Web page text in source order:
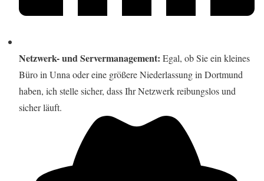
Netzwerk- und Servermanagement: Egal, ob Sie ein kleines
Büro in Unna oder eine größere Niederlassung in Dortmund
haben, ich stelle sicher, dass Ihr Netzwerk reibungslos und
sicher läuft.